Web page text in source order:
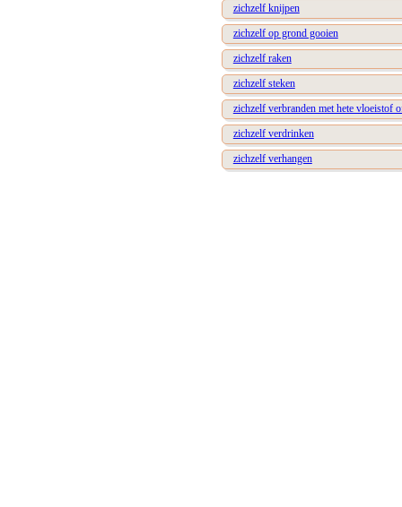
zichzelf knijpen
zichzelf op grond gooien
zichzelf raken
zichzelf steken
zichzelf verbranden met hete vloeistof
zichzelf verdrinken
zichzelf verhangen